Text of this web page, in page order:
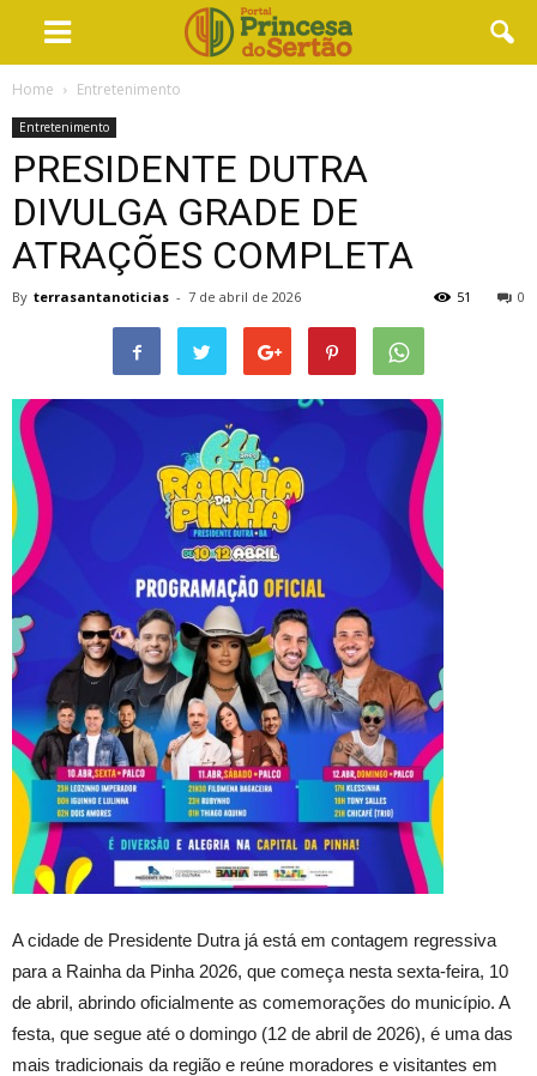
Home Entretenimento
Entretenimento
PRESIDENTE DUTRA
DIVULGA GRADE DE
ATRAÇÕES COMPLETA
By terrasantanoticias - 7 de abril de 2026 0
51
A cidade de Presidente Dutra já está em contagem regressiva
para a Rainha da Pinha 2026, que começa nesta sexta-feira, 10
de abril, abrindo oficialmente as comemorações do município. A
festa, que segue até o domingo (12 de abril de 2026), é uma das
mais tradicionais da região e reúne moradores e visitantes em